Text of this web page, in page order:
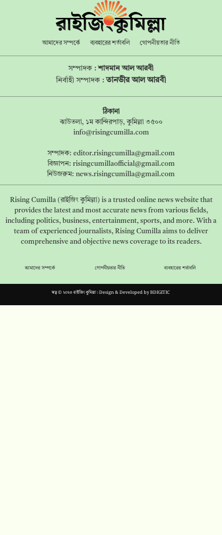
আমাদের সম্পর্কে ব্যবহারের শর্তাবলি গোপনীয়তার নীতি
সম্পাদক :শাদমান আল আরবী
নির্বাহী সম্পাদক : তানভীর আল আরবী
ঠিকানা
ঝাউতলা, ১ম কান্দিরপাড়, কুমিল্লা ৩৫০০
info@risingcumilla.com
সম্পাদক: editor.risingcumilla@gmail.com
বিজ্ঞাপন: risingcumillaofficial@gmail.com
নিউজরুম: news.risingcumilla@gmail.com
Rising Cumilla (রাইজিং কুমিল্লা) is a trusted online news website that
provides the latest and most accurate news from various fields,
including politics, business, entertainment, sports, and more. With a
team of experienced journalists, Rising Cumilla aims to deliver
comprehensive and objective news coverage to its readers.
আমাদের সম্পর্কে গোপনীয়তার নীতি ব্যবহারের শর্তাবলি
স্বত্ব © ২০২৩ রাইজিং কুমিল্লা। Design & Developed byBDIGITIC